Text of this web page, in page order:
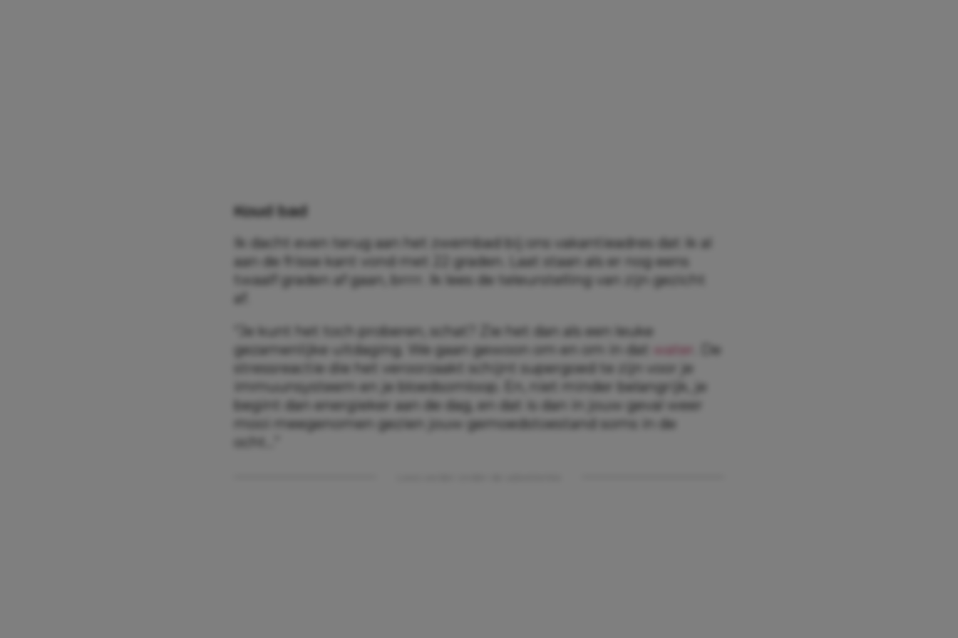
Koud bad
Ik dacht even terug aan het zwembad bij ons vakantieadres dat ik al
aan de frisse kant vond met 22 graden. Laat staan als er nog eens
twaalf graden af gaan, brrrr. Ik lees de teleurstelling van zijn gezicht
af.
“Je kunt het toch proberen, schat? Zie het dan als een leuke
gezamenlijke uitdaging. We gaan gewoon om en om in dat
water
. De
stressreactie die het veroorzaakt schijnt supergoed te zijn voor je
immuunsysteem en je bloedsomloop. En, niet minder belangrijk, je
begint dan energieker aan de dag, en dat is dan in jouw geval weer
mooi meegenomen gezien jouw gemoedstoestand soms in de
ocht…”